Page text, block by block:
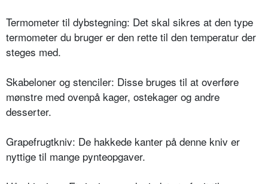
Termometer til dybstegning: Det skal sikres at den type
termometer du bruger er den rette til den temperatur der
steges med.
Skabeloner og stenciler: Disse bruges til at overføre
mønstre med ovenpå kager, ostekager og andre
desserter.
Grapefrugtkniv: De hakkede kanter på denne kniv er
nyttige til mange pynteopgaver.